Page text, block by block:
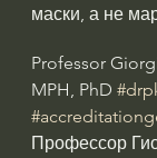
маски, а не
Professor
MPH, PhD
Профессор